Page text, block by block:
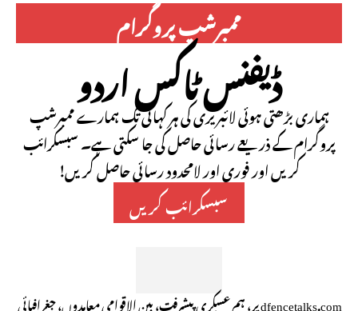
ممبرشپ پروگرام
ڈیفنس ٹاکس اردو
ہماری بڑھتی ہوئی لائبریری کی ہر کہانی تک ہمارے ممبرشپ
پروگرام کے ذریعے رسائی حاصل کی جا سکتی ہے۔ سبسکرائب
کریں اور فوری اور لامحدود رسائی حاصل کریں!
سبسکرائب کریں
dfencetalks.com پر، ہم عسکری پیشرفت، بین الاقوامی معاہدوں، جغرافیائی